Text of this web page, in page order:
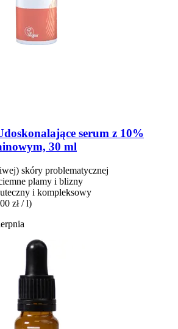
serum z 10%
30 ml
skóry problematycznej
plamy i blizny
i kompleksowy
zł / l)